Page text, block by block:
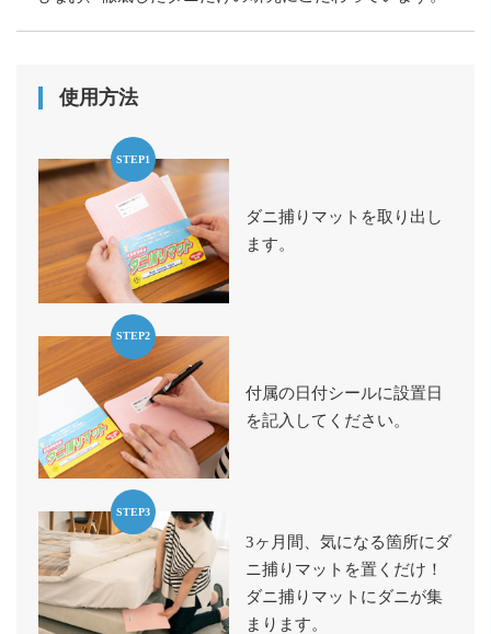
使用方法
STEP1
ダニ捕りマットを取り出し
ます。
STEP2
付属の日付シールに設置日
を記入してください。
STEP3
3ヶ月間、気になる箇所にダ
ニ捕りマットを置くだけ！
ダニ捕りマットにダニが集
まります。